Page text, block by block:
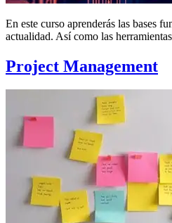
En este curso aprenderás las bases
actualidad. Así como las
Project Management